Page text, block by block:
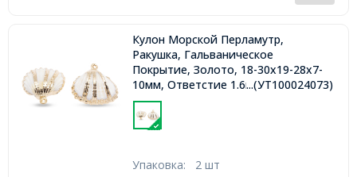
Кулон Морской Перламутр,
Ракушка, Гальваническое
Покрытие, Золото, 18-30x19-28x7-
10мм, Ответстие 1.6мм,...(УТ100024073)
Упаковка: 2 шт